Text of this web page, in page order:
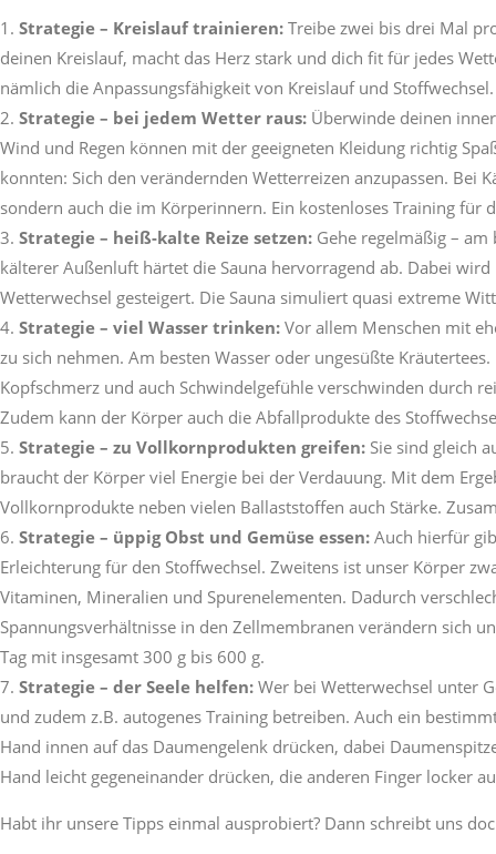
Strategie – Kreislauf trainieren: Treibe zwei bis drei Mal
deinen Kreislauf, macht das Herz stark und dich fit für jedes
nämlich die Anpassungsfähigkeit von Kreislauf und Stoffwechsel.
Strategie – bei jedem Wetter raus: Überwinde deinen
Wind und Regen können mit der geeigneten Kleidung richtig
konnten: Sich den verändernden Wetterreizen anzupassen. Bei
sondern auch die im Körperinnern. Ein kostenloses Training für
Strategie – heiß-kalte Reize setzen: Gehe regelmäßig –
kälterer Außenluft härtet die Sauna hervorragend ab. Dabei
Wetterwechsel gesteigert. Die Sauna simuliert quasi extreme
Strategie – viel Wasser trinken: Vor allem Menschen mit
zu sich nehmen. Am besten Wasser oder ungesüßte
Kopfschmerz und auch Schwindelgefühle verschwinden durch
Zudem kann der Körper auch die Abfallprodukte des
Strategie – zu Vollkornprodukten greifen: Sie sind gleich
braucht der Körper viel Energie bei der Verdauung. Mit dem
Vollkornprodukte neben vielen Ballaststoffen auch Stärke.
Strategie – üppig Obst und Gemüse essen: Auch hierfür
Erleichterung für den Stoffwechsel. Zweitens ist unser Körper
Vitaminen, Mineralien und Spurenelementen. Dadurch
Spannungsverhältnisse in den Zellmembranen verändern sich
Tag mit insgesamt 300 g bis 600 g.
Strategie – der Seele helfen: Wer bei Wetterwechsel unter
und zudem z.B. autogenes Training betreiben. Auch ein
Hand innen auf das Daumengelenk drücken, dabei
Hand leicht gegeneinander drücken, die anderen Finger locker
Habt ihr unsere Tipps einmal ausprobiert? Dann schreibt uns